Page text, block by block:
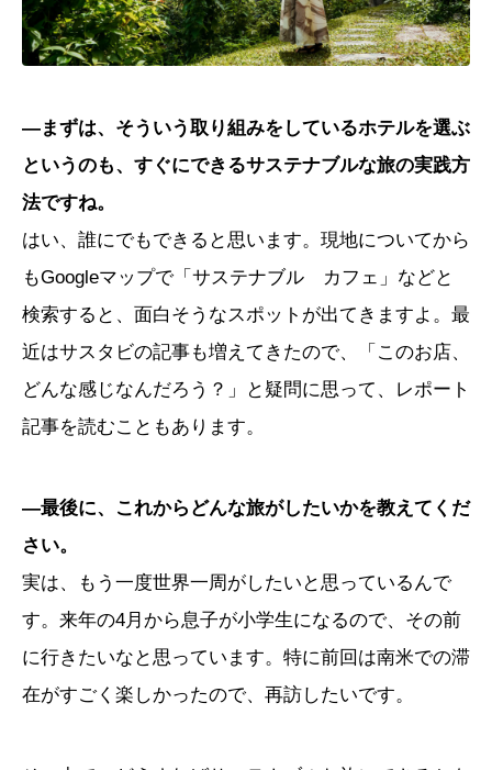
―まずは、そういう取り組みをしているホテルを選ぶ
というのも、すぐにできるサステナブルな旅の実践方
法ですね。
はい、誰にでもできると思います。現地についてから
もGoogleマップで「サステナブル カフェ」などと
検索すると、面白そうなスポットが出てきますよ。最
近はサスタビの記事も増えてきたので、「このお店、
どんな感じなんだろう？」と疑問に思って、レポート
記事を読むこともあります。
―最後に、これからどんな旅がしたいかを教えてくだ
さい。
実は、もう一度世界一周がしたいと思っているんで
す。来年の4月から息子が小学生になるので、その前
に行きたいなと思っています。特に前回は南米での滞
在がすごく楽しかったので、再訪したいです。